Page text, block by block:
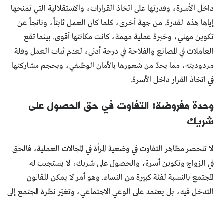
داخل الأسرة، وقدرتها على اتخاذ القرارات، والاستقلالية التي تمنحها
إياها هذه القدرة. من جهة أخرى، كلما كان العمل ثابتاً، وناتجاً عن
تكوين مهني، وخبرة عملية مهمة، كانت مكانتها أقوى. بينما تقع
العاملات في المصانع والفلاحة في درجة أدنى، لعدم ثبات العمل وقلة
مردوديته، مما يحدّ من شعورها بالأمان الوظيفي، وبحجم مشاركتها
في اتخاذ القرار داخل الأسرة.
وحدة مفروضة: التفاوت في حق الحصول على
شريك
لا تنحصر مظاهر التفاوت في وضعية المرأة في المجالات العملية، فالحق
في الزواج وتكوين أسرة، والحصول على شريك، لا يستجيب له
المجتمع بالنسبة لفئة كبيرة من النساء. وهو أمر لا يمكن للقانون
التدخل فيه، بل يعتمد على الوعي الاجتماعي، وتغيّر نظرة المجتمع إلى